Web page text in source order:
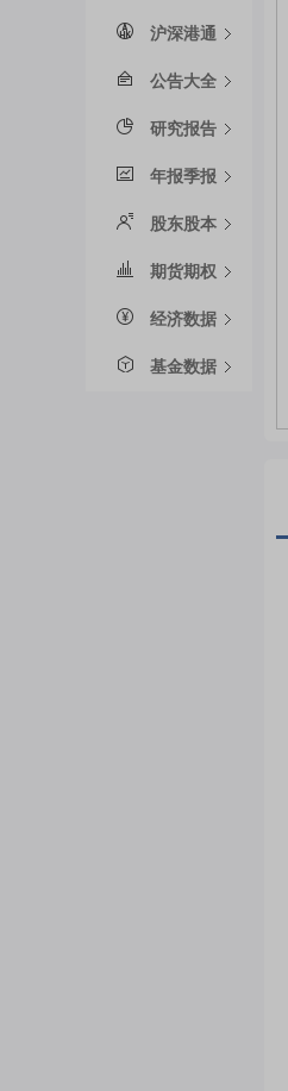
沪深港通
公告大全
研究报告
年报季报
股东股本
期货期权
经济数据
基金数据